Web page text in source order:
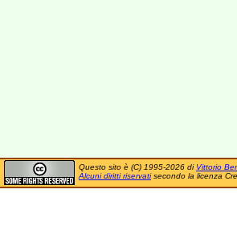
Questo sito è (C) 1995-2026 di Vittorio
Alcuni diritti riservatisecondo la licenza